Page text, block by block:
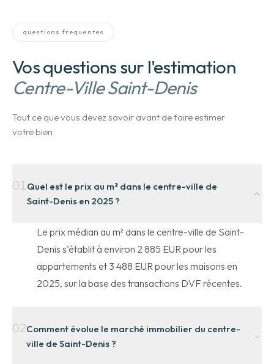
questions frequentes
Vos questions sur l'estimation
Centre-Ville Saint-Denis
Tout ce que vous devez savoir avant de faire estimer
votre bien
01Quel est le prix au m² dans le centre-ville de
Saint-Denis en 2025 ?
Le prix médian au m² dans le centre-ville de Saint-
Denis s'établit à environ 2 885 EUR pour les
appartements et 3 488 EUR pour les maisons en
2025, sur la base des transactions DVF récentes.
02Comment évolue le marché immobilier du centre-
ville de Saint-Denis ?